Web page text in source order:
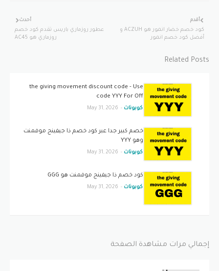
أحدث
عطور روزماري باريس تقدم كود خصم
روزماري هو AC45
أقدم
كود خصم خضار انمور هو ACZUH و
أفضل كود خصم انمور
Related Posts
the giving movement discount code - Use
code YYY For Off
كوبونات -
May 31, 2026
خصم كبير جدا عبر كود خصم ذا جيفينج موفمنت
وهو YYY
كوبونات -
May 31, 2026
كود خصم ذا جيفينج موفمنت هو GGG
كوبونات -
May 31, 2026
إجمالي مرات مشاهدة الصفحة